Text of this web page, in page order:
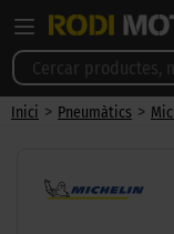
Inici > Pneumàtics >